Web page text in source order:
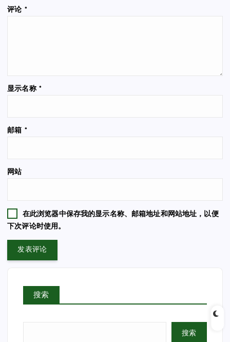
评论 *
显示名称 *
邮箱 *
网站
在此浏览器中保存我的显示名称、邮箱地址和网站地址，以便
下次评论时使用。
搜索
搜索